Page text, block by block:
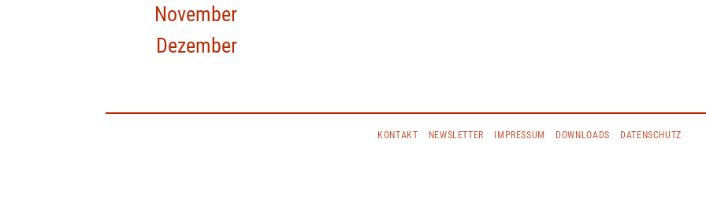
November
Dezember
KONTAKT NEWSLETTER IMPRESSUM DOWNLOADS DATENSCHUTZ